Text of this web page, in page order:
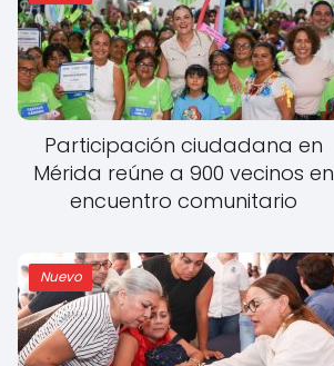
Participación ciudadana en
Mérida reúne a 900 vecinos en
encuentro comunitario
Nuevo